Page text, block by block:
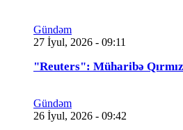
Gündəm
27 İyul, 2026 - 09:11
"Reuters": Müharibə
Gündəm
26 İyul, 2026 - 09:42